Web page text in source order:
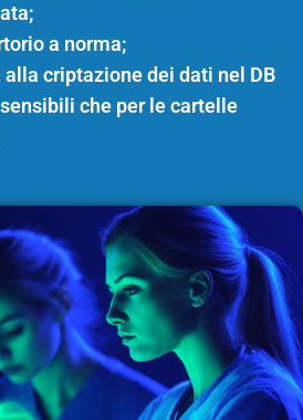
a norma;
criptazione dei dati nel DB
che per le cartelle